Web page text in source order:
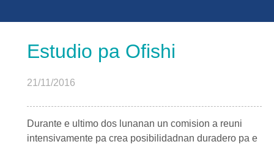
Estudio pa Ofishi
21/11/2016
Durante e ultimo dos lunanan un comision a reuni
intensivamente pa crea posibilidadnan duradero pa e